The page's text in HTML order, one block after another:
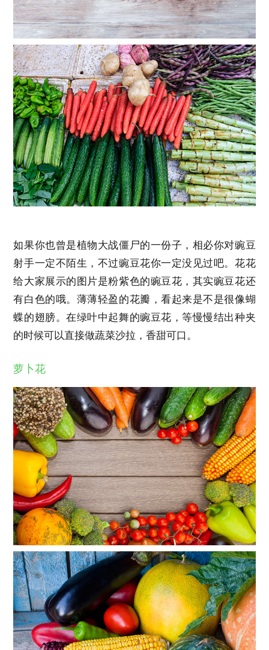
如果你也曾是植物大战僵尸的一份子，相必你对豌豆
射手一定不陌生，不过豌豆花你一定没见过吧。花花
给大家展示的图片是粉紫色的豌豆花，其实豌豆花还
有白色的哦。薄薄轻盈的花瓣，看起来是不是很像蝴
蝶的翅膀。在绿叶中起舞的豌豆花，等慢慢结出种夹
的时候可以直接做蔬菜沙拉，香甜可口。
萝卜花